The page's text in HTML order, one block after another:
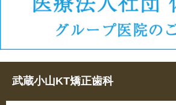
武蔵小山KT矯正歯科